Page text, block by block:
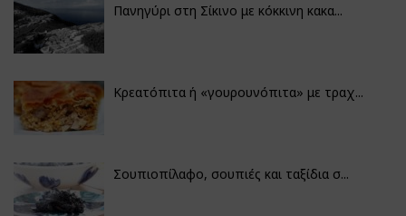
Πανηγύρι στη Σίκινο με κόκκινη κακα...
Κρεατόπιτα ή «γουρουνόπιτα» με τραχ...
Σουπιοπίλαφο, σουπιές και ταξίδια σ...